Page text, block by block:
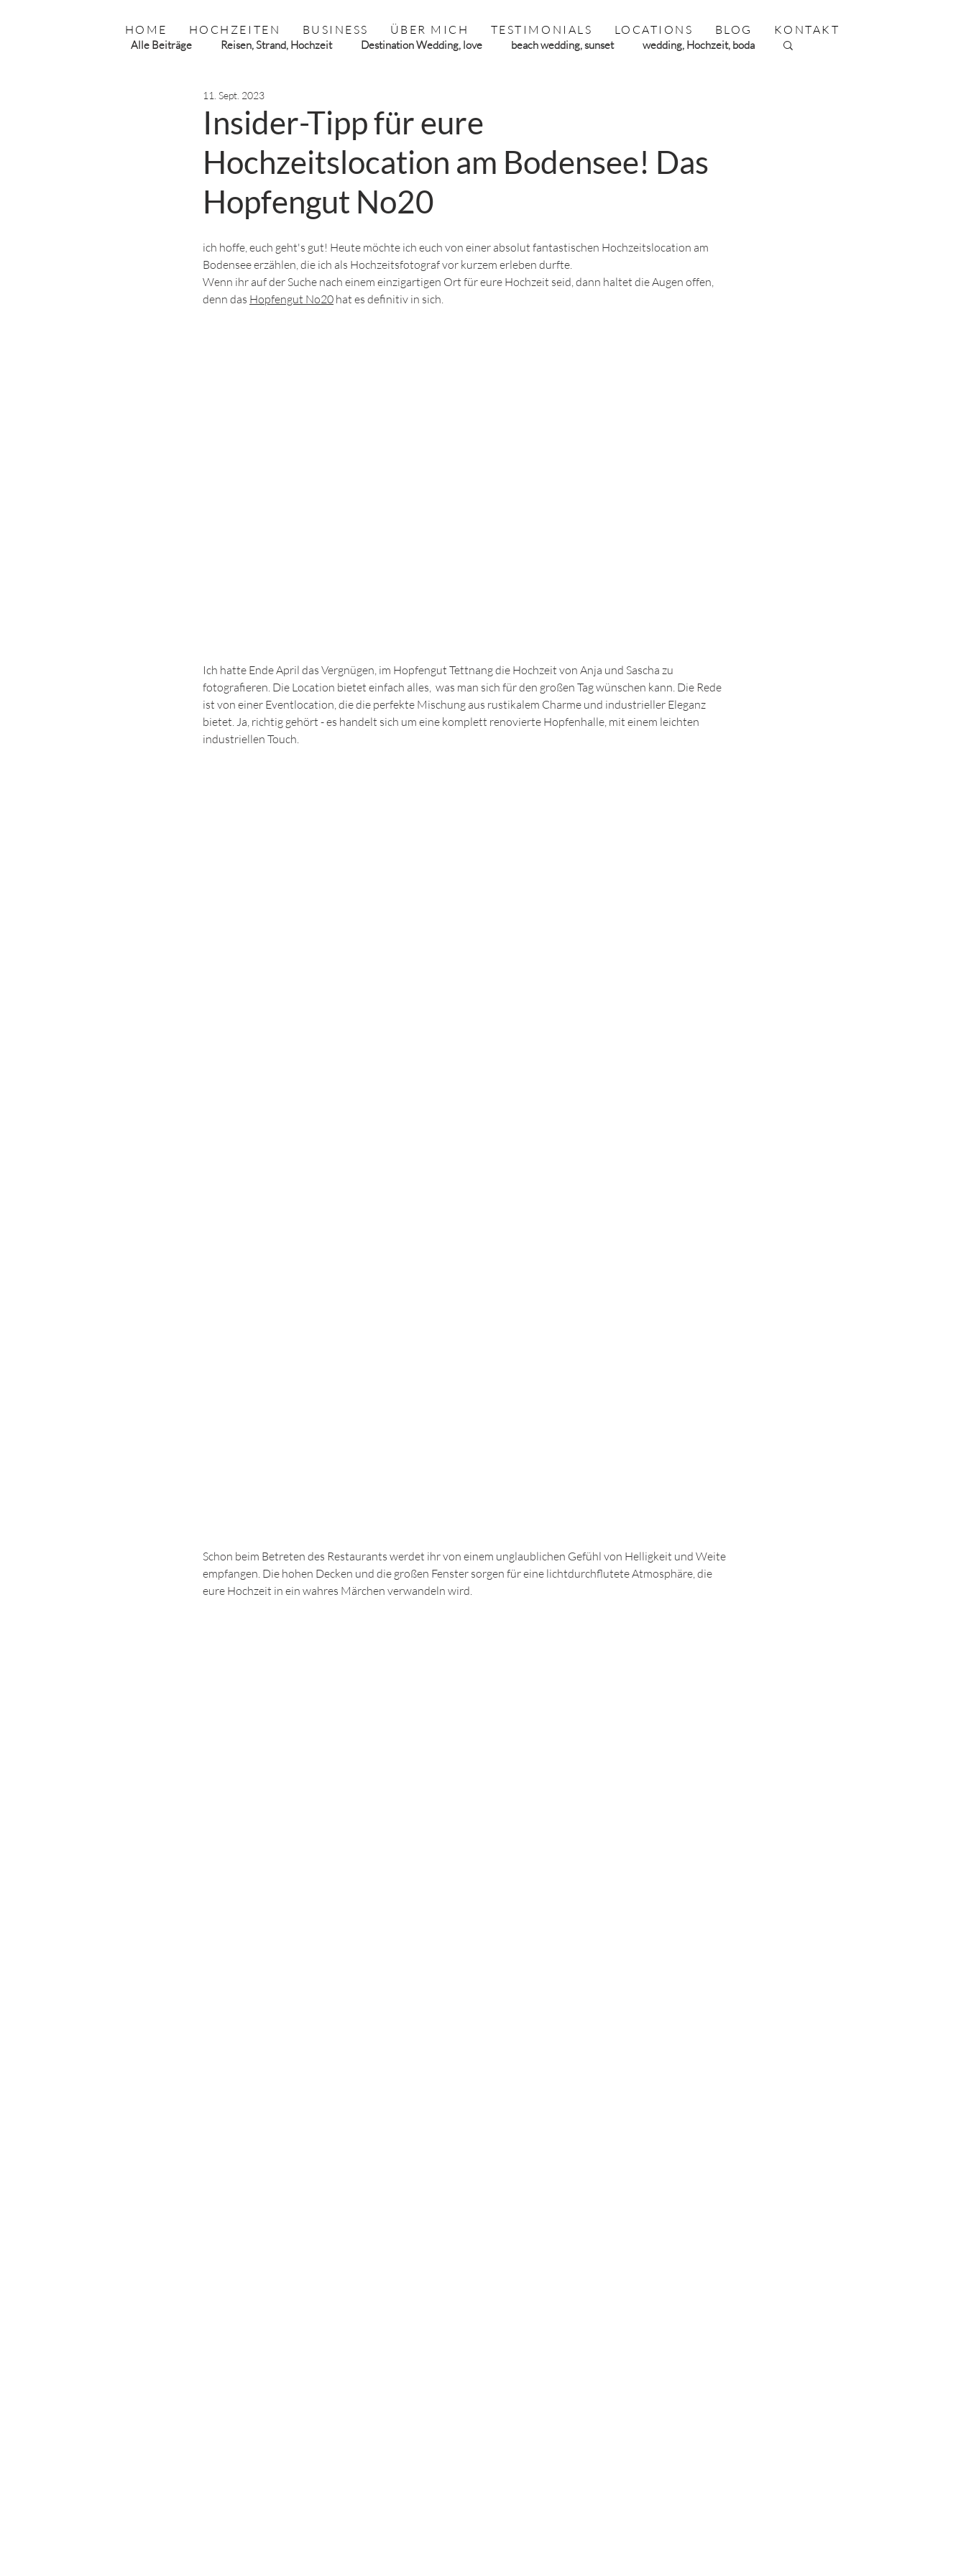
HOME HOCHZEITEN BUSINESS ÜBER MICH TESTIMONIALS LOCATIONS BLOG KONTAKT
Alle Beiträge Reisen, Strand, Hochzeit Destination Wedding, love beach wedding, sunset wedding, Hochzeit, boda
engagement, Verlobung
wedding couple Branding Shooting
Insider-Tipp für eure
Hochzeitslocation am Bodensee! Das
Hopfengut No20
11. Sept. 2023
ich hoffe, euch geht's gut! Heute möchte ich euch von einer absolut fantastischen Hochzeitslocation am
Bodensee erzählen, die ich als Hochzeitsfotograf vor kurzem erleben durfte.
Wenn ihr auf der Suche nach einem einzigartigen Ort für eure Hochzeit seid, dann haltet die Augen offen,
denn das Hopfengut No20 hat es definitiv in sich.
Ich hatte Ende April das Vergnügen, im Hopfengut Tettnang die Hochzeit von Anja und Sascha zu
fotografieren. Die Location bietet einfach alles,  was man sich für den großen Tag wünschen kann. Die Rede
ist von einer Eventlocation, die die perfekte Mischung aus rustikalem Charme und industrieller Eleganz
bietet. Ja, richtig gehört - es handelt sich um eine komplett renovierte Hopfenhalle, mit einem leichten
industriellen Touch.
Schon beim Betreten des Restaurants werdet ihr von einem unglaublichen Gefühl von Helligkeit und Weite
empfangen. Die hohen Decken und die großen Fenster sorgen für eine lichtdurchflutete Atmosphäre, die
eure Hochzeit in ein wahres Märchen verwandeln wird.